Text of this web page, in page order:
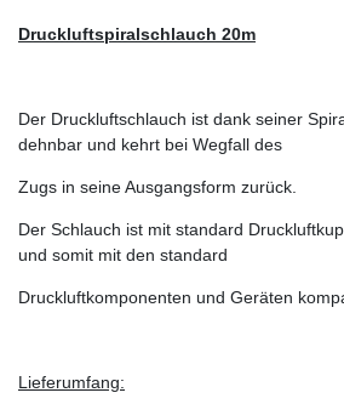
Druckluftspiralschlauch 20m
Der Druckluftschlauch ist dank seiner
dehnbar und kehrt bei Wegfall des
Zugs in seine Ausgangsform zurück.
Der Schlauch ist mit standard
und somit mit den standard
Druckluftkomponenten und Geräten
Lieferumfang: